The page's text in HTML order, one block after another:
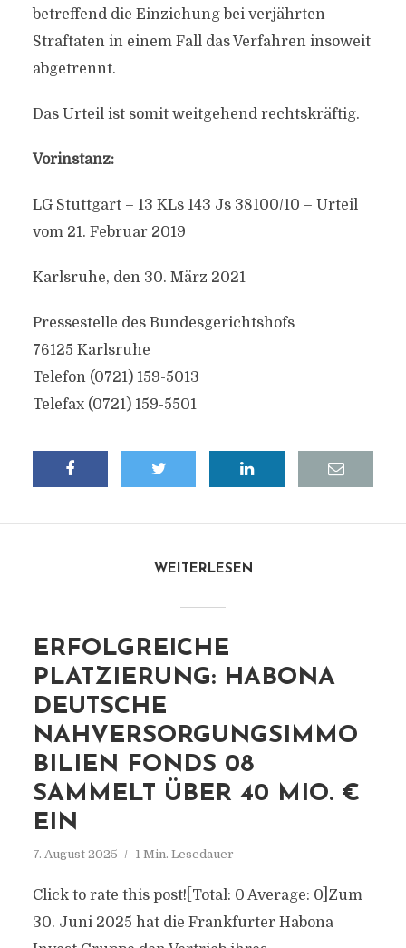
betreffend die Einziehung bei verjährten
Straftaten in einem Fall das Verfahren insoweit
abgetrennt.
Das Urteil ist somit weitgehend rechtskräftig.
Vorinstanz:
LG Stuttgart – 13 KLs 143 Js 38100/10 – Urteil
vom 21. Februar 2019
Karlsruhe, den 30. März 2021
Pressestelle des Bundesgerichtshofs
76125 Karlsruhe
Telefon (0721) 159-5013
Telefax (0721) 159-5501
WEITERLESEN
ERFOLGREICHE
PLATZIERUNG: HABONA
DEUTSCHE
NAHVERSORGUNGSIMMO
BILIEN FONDS 08
SAMMELT ÜBER 40 MIO. €
EIN
7. August 2025 1 Min. Lesedauer
Click to rate this post![Total: 0 Average: 0]Zum
30. Juni 2025 hat die Frankfurter Habona